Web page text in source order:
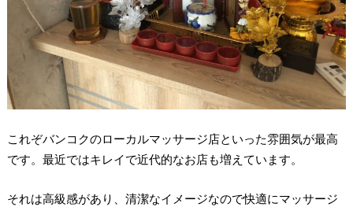
これぞバンコクのローカルマッサージ店といった雰囲気が最高
です。最近ではキレイで近代的なお店も増えています。
それは高級感があり、清潔なイメージなので快適にマッサージ